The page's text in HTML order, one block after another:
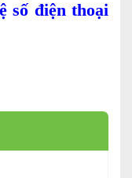
số điện thoại